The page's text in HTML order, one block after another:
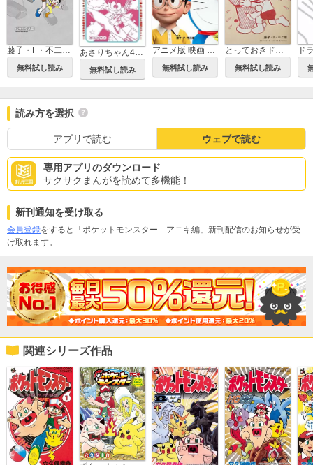
藤子・F・不二雄大全集 みきおとミキオ／バウバウ大臣
無料試し読み 無料試し読み 無料試し読み 無料試し読み
読み方を選択
アプリで読む ウェブで読む
専用アプリのダウンロード
サクサクまんがを読めて多機能！
新刊通知を受け取る
会員登録をすると「ポケットモンスター アニキ編」新刊配信のお知らせが受
け取れます。
関連シリーズ作品